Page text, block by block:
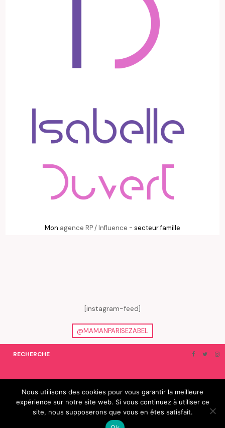
Mon agence RP / Influence - secteur famille
[instagram-feed]
@MAMANPARISEZABEL
RECHERCHE
ON EN PARLE… BLOGROLL
© 2019 e-Zabel - tous droits réservés. fabriqué avec amour par
camille villard | cdltbisou
Nous utilisons des cookies pour vous garantir la meilleure
expérience sur notre site web. Si vous continuez à utiliser ce
site, nous supposerons que vous en êtes satisfait.